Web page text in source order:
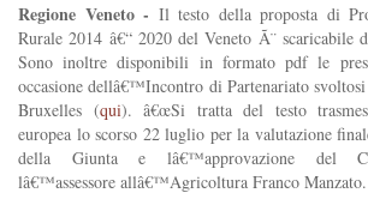
Regione Veneto - Il testo della proposta di
Rurale 2014 â€“ 2020 del Veneto Ã¨ scaricabile
Sono inoltre disponibili in formato pdf le
occasione dellâ€™Incontro di Partenariato
Bruxelles (qui). â€œSi tratta del testo
europea lo scorso 22 luglio per la valutazione
della Giunta e lâ€™approvazione del
lâ€™assessore allâ€™Agricoltura Franco Manzato.